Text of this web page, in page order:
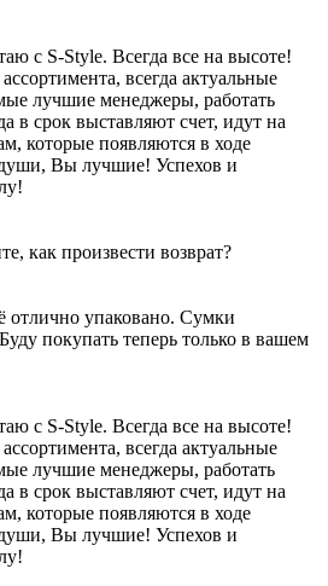
с S-Style. Всегда все на высоте!
всегда актуальные
лучшие менеджеры, работать
в срок выставляют счет, идут на
которые появляются в ходе
Вы лучшие! Успехов и
как произвести возврат?
отлично упаковано. Сумки
покупать теперь только в вашем
с S-Style. Всегда все на высоте!
всегда актуальные
лучшие менеджеры, работать
в срок выставляют счет, идут на
которые появляются в ходе
Вы лучшие! Успехов и